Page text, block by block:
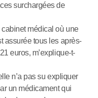
surchargées de
cabinet médical où une
assurée tous les après-
euros, m’explique-t-
n’a pas su expliquer
un médicament qui